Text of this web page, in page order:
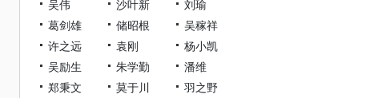
吴伟
沙叶新
刘瑜
葛剑雄
储昭根
吴稼祥
许之远
袁刚
杨小凯
吴励生
朱学勤
潘维
郑秉文
莫于川
羽之野